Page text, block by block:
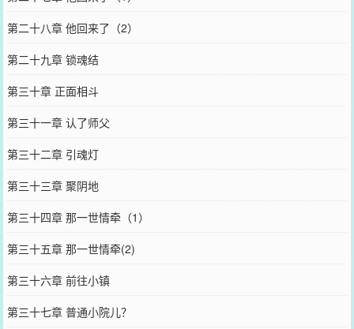
第二十八章 他回来了（2）
第二十九章 锁魂结
第三十章 正面相斗
第三十一章 认了师父
第三十二章 引魂灯
第三十三章 聚阴地
第三十四章 那一世情牵（1）
第三十五章 那一世情牵(2)
第三十六章 前往小镇
第三十七章 普通小院儿？